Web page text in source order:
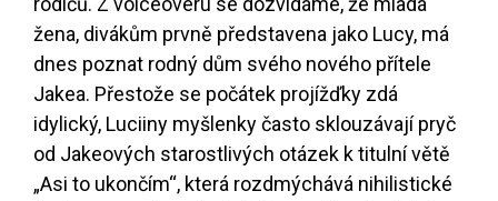
žena, divákům prvně představena jako Lucy, má
dnes poznat rodný dům svého nového přítele
Jakea. Přestože se počátek projížďky zdá
idylický, Luciiny myšlenky často sklouzávají pryč
od Jakeových starostlivých otázek k titulní větě
„Asi to ukončím“, která rozdmýchává nihilistické